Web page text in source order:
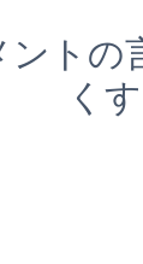
ントの
くす